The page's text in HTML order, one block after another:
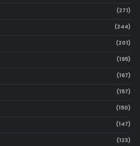
(271)
(244)
(201)
(195)
(167)
(157)
(150)
(147)
(123)